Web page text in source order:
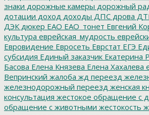
знаки дорожные камеры дорожный
дотации доход доходы ДПС дрова
ДЭК дюкер ЕАО ЕАО_тонет Евгений
культура еврейская_мудрость
Евровидение Евросеть Еврстат ЕГЭ
субсидия Единый заказчик Екатерина
Басова Елена Князева Елена Хахалева
Вепринский жалоба жд переезд
железнодорожный переезд женская
консультация жестокое обращение с
обращение с животными жестокость